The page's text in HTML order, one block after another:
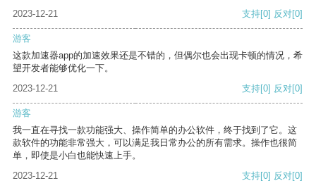
2023-12-21
支持[0] 反对[0]
游客
这款加速器app的加速效果还是不错的，但偶尔也会出现卡顿的情况，希
望开发者能够优化一下。
2023-12-21
支持[0] 反对[0]
游客
我一直在寻找一款功能强大、操作简单的办公软件，终于找到了它。这
款软件的功能非常强大，可以满足我日常办公的所有需求。操作也很简
单，即使是小白也能快速上手。
2023-12-21
支持[0] 反对[0]